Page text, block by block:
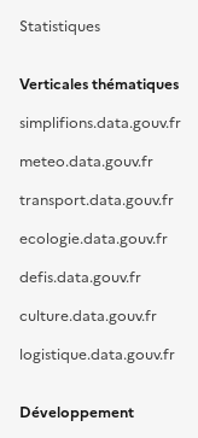
Statistiques
Verticales thématiques
simplifions.data.gouv.fr
meteo.data.gouv.fr
transport.data.gouv.fr
ecologie.data.gouv.fr
defis.data.gouv.fr
culture.data.gouv.fr
logistique.data.gouv.fr
Développement